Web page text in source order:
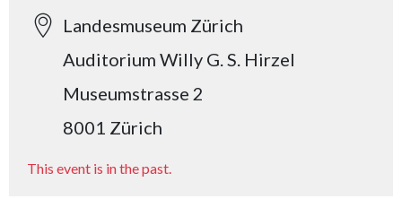
Landesmuseum Zürich
Auditorium Willy G. S. Hirzel
Museumstrasse 2
8001 Zürich
This event is in the past.